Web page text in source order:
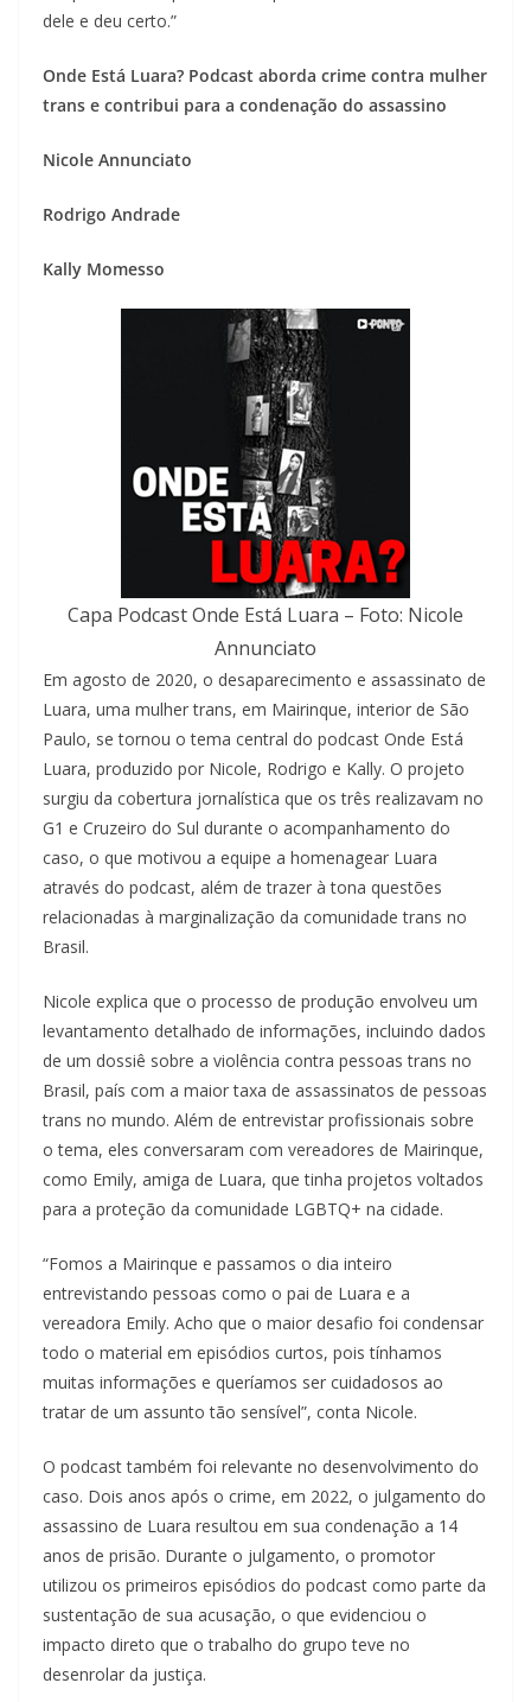
dele e deu certo.”
Onde Está Luara? Podcast aborda crime contra mulher
trans e contribui para a condenação do assassino
Nicole Annunciato
Rodrigo Andrade
Kally Momesso
Capa Podcast Onde Está Luara – Foto: Nicole
Annunciato
Em agosto de 2020, o desaparecimento e assassinato de
Luara, uma mulher trans, em Mairinque, interior de São
Paulo, se tornou o tema central do podcast Onde Está
Luara, produzido por Nicole, Rodrigo e Kally. O projeto
surgiu da cobertura jornalística que os três realizavam no
G1 e Cruzeiro do Sul durante o acompanhamento do
caso, o que motivou a equipe a homenagear Luara
através do podcast, além de trazer à tona questões
relacionadas à marginalização da comunidade trans no
Brasil.
Nicole explica que o processo de produção envolveu um
levantamento detalhado de informações, incluindo dados
de um dossiê sobre a violência contra pessoas trans no
Brasil, país com a maior taxa de assassinatos de pessoas
trans no mundo. Além de entrevistar profissionais sobre
o tema, eles conversaram com vereadores de Mairinque,
como Emily, amiga de Luara, que tinha projetos voltados
para a proteção da comunidade LGBTQ+ na cidade.
“Fomos a Mairinque e passamos o dia inteiro
entrevistando pessoas como o pai de Luara e a
vereadora Emily. Acho que o maior desafio foi condensar
todo o material em episódios curtos, pois tínhamos
muitas informações e queríamos ser cuidadosos ao
tratar de um assunto tão sensível”, conta Nicole.
O podcast também foi relevante no desenvolvimento do
caso. Dois anos após o crime, em 2022, o julgamento do
assassino de Luara resultou em sua condenação a 14
anos de prisão. Durante o julgamento, o promotor
utilizou os primeiros episódios do podcast como parte da
sustentação de sua acusação, o que evidenciou o
impacto direto que o trabalho do grupo teve no
desenrolar da justiça.